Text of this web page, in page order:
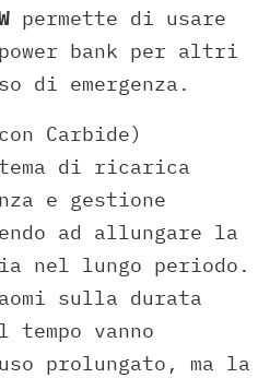
permette di usare
bank per altri
di emergenza.
Carbide)
di ricarica
e gestione
ad allungare la
nel lungo periodo.
sulla durata
vanno
prolungato, ma la